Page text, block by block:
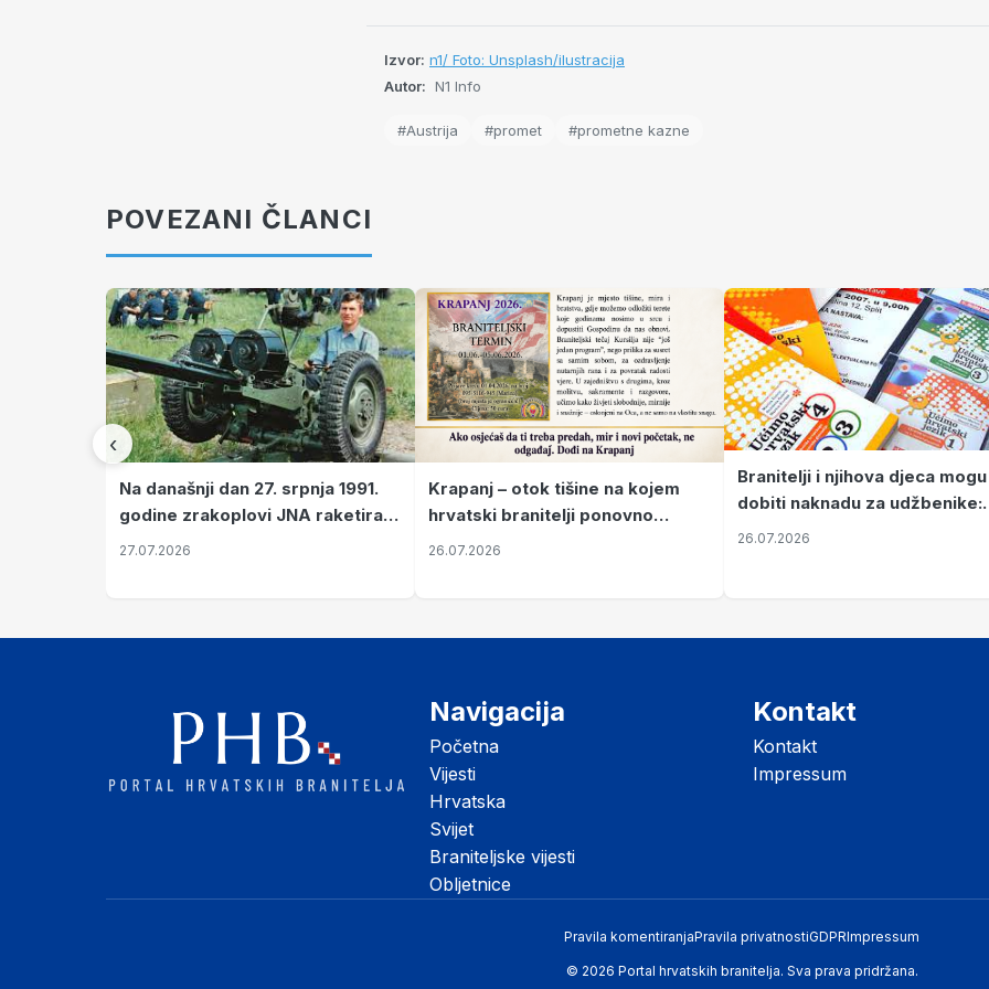
Izvor: n1/ Foto: Unsplash/ilustracija
Autor: N1 Info
#Austrija #promet #prometne kazne
POVEZANI ČLANCI
‹
Na današnji dan 27. srpnja 1991.
godine zrakoplovi JNA raketirali
su vojarnu i obučni centar "Nikola
27.07.2026
Krapanj – otok tišine na kojem
hrvatski branitelji ponovno
pronalaze mir
26.07.2026
Branitelji i njihova djeca mogu
dobiti naknadu za udžbenike:
zahtjevi se podnose do 31.
26.07.2026
Navigacija
Početna
Vijesti
Hrvatska
Svijet
Braniteljske vijesti
Obljetnice
Kontakt
Kontakt
Impressum
Pravila komentiranjaPravila privatnostiGDPRImpressum
© 2026 Portal hrvatskih branitelja. Sva prava pridržana.